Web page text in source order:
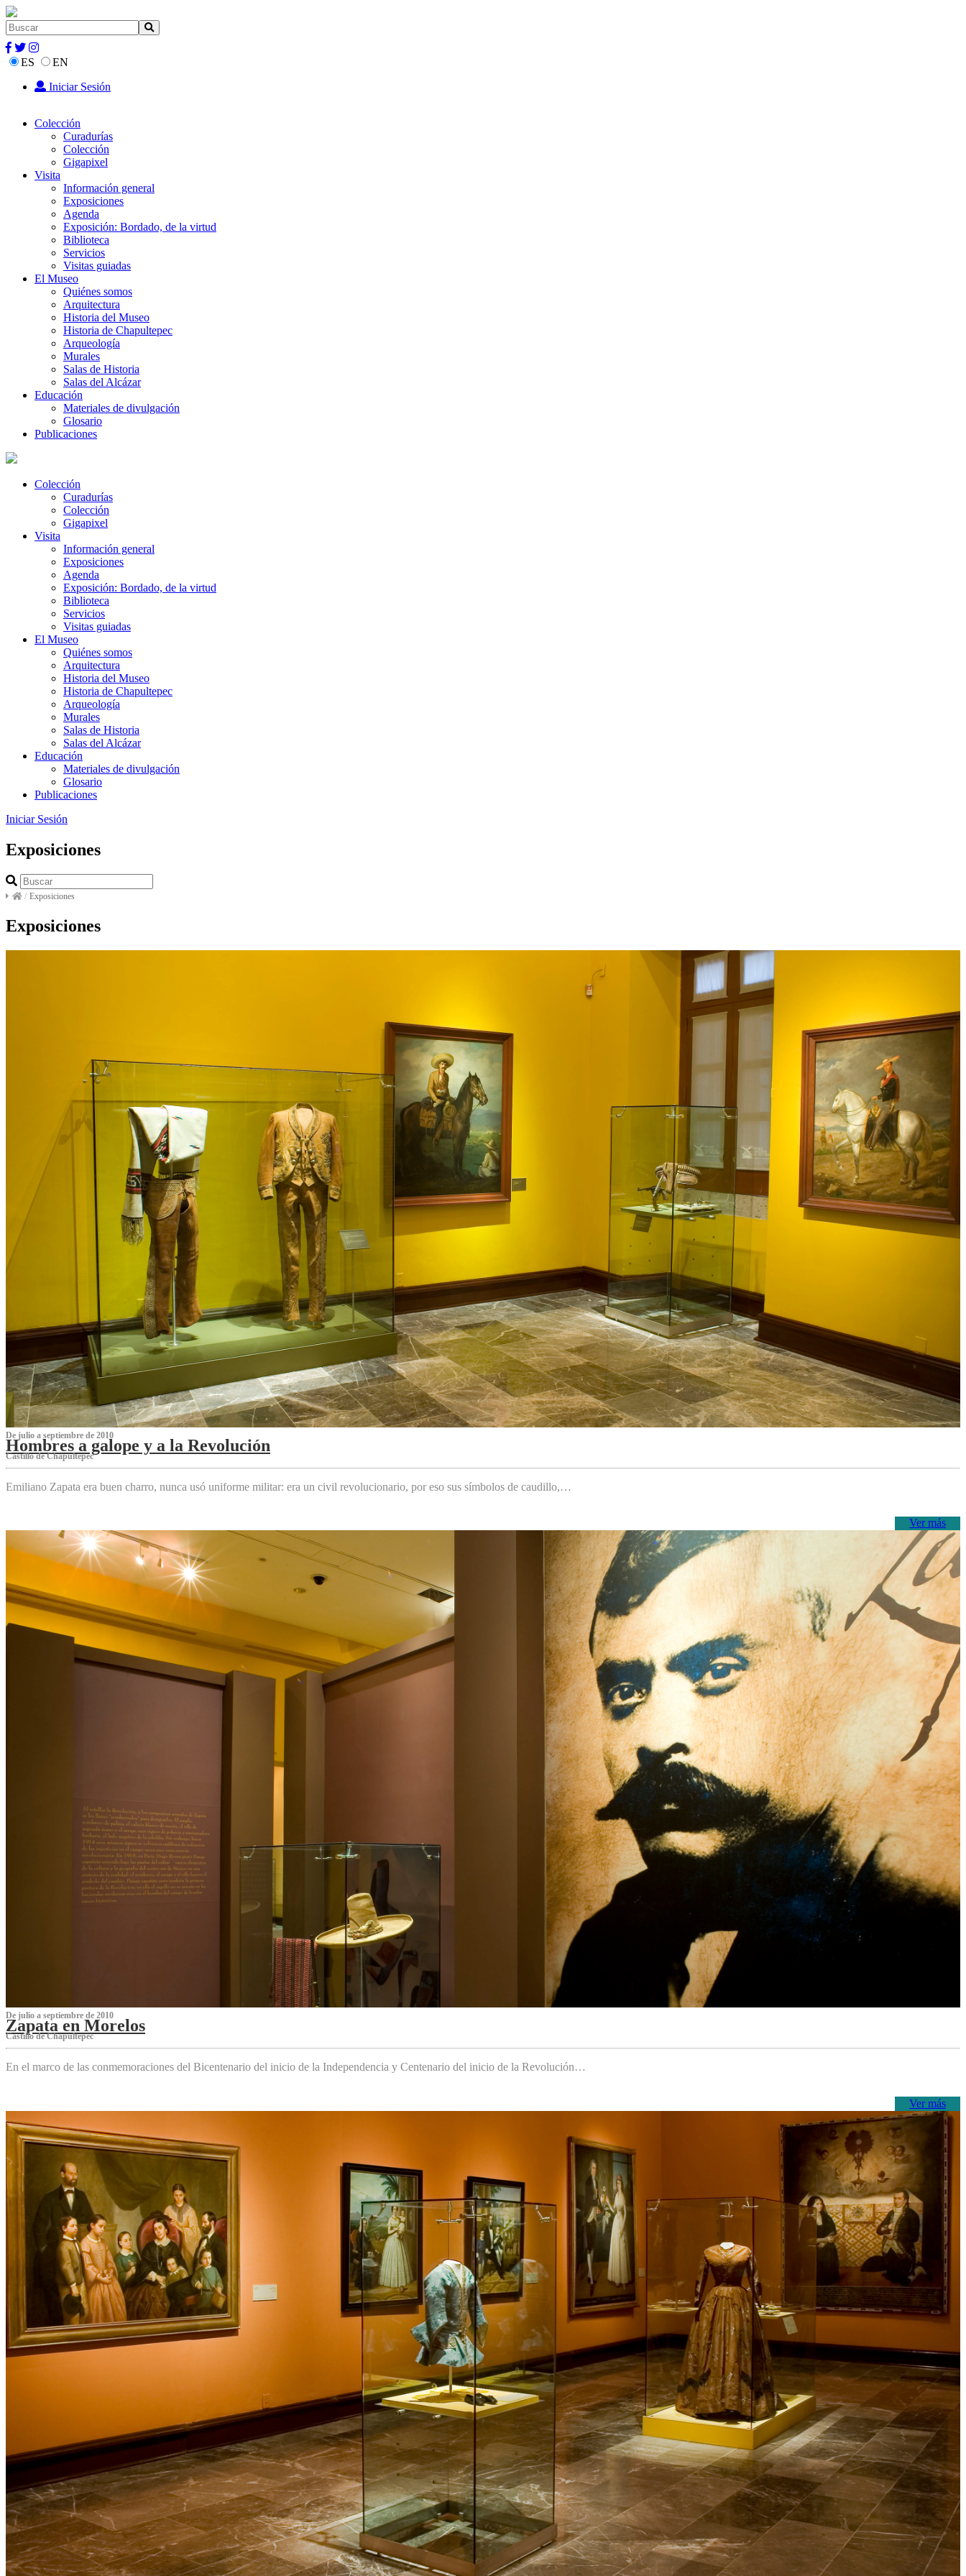
ES
EN
Iniciar Sesión
Colección
Curadurías
Colección
Gigapixel
Visita
Información general
Exposiciones
Agenda
Exposición: Bordado, de la virtud
Biblioteca
Servicios
Visitas guiadas
El Museo
Quiénes somos
Arquitectura
Historia del Museo
Historia de Chapultepec
Arqueología
Murales
Salas de Historia
Salas del Alcázar
Educación
Materiales de divulgación
Glosario
Publicaciones
Colección
Curadurías
Colección
Gigapixel
Visita
Información general
Exposiciones
Agenda
Exposición: Bordado, de la virtud
Biblioteca
Servicios
Visitas guiadas
El Museo
Quiénes somos
Arquitectura
Historia del Museo
Historia de Chapultepec
Arqueología
Murales
Salas de Historia
Salas del Alcázar
Educación
Materiales de divulgación
Glosario
Publicaciones
Iniciar Sesión
Exposiciones
/ Exposiciones
Exposiciones
De julio a septiembre de 2010
Hombres a galope y a la Revolución
Castillo de Chapultepec
Emiliano Zapata era buen charro, nunca usó uniforme militar: era un civil revolucionario, por eso sus símbolos de caudillo,…
Ver más
De julio a septiembre de 2010
Zapata en Morelos
Castillo de Chapultepec
En el marco de las conmemoraciones del Bicentenario del inicio de la Independencia y Centenario del inicio de la Revolución…
Ver más